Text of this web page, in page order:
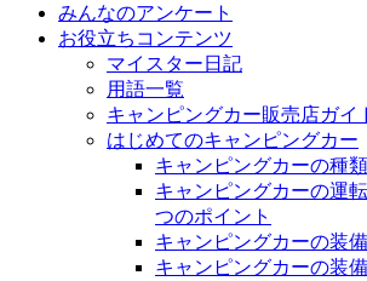
みんなのアンケート
お役立ちコンテンツ
マイスター日記
用語一覧
キャンピングカー販売店ガイ
はじめてのキャンピングカー
キャンピングカーの種類
キャンピングカーの運
つのポイント
キャンピングカーの装備
キャンピングカーの装